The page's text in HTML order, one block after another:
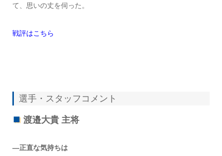
て、思いの丈を伺った。
戦評はこちら
選手・スタッフコメント
渡邉大貴 主将
―正直な気持ちは